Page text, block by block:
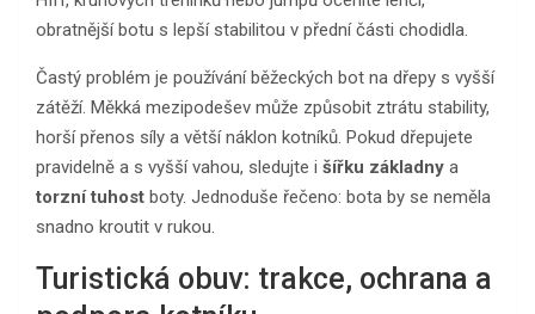
obratnější botu s lepší stabilitou v přední části chodidla.
Častý problém je používání běžeckých bot na dřepy s vyšší
zátěží. Měkká mezipodešev může způsobit ztrátu stability,
horší přenos síly a větší náklon kotníků. Pokud dřepujete
pravidelně a s vyšší vahou, sledujte i šířku základny a
torzní tuhost boty. Jednoduše řečeno: bota by se neměla
snadno kroutit v rukou.
Turistická obuv: trakce, ochrana a